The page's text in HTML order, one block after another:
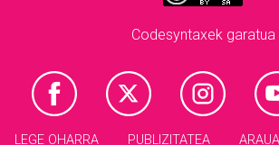
Codesyntaxek garatua
LEGE OHARRA PUBLIZITATEA